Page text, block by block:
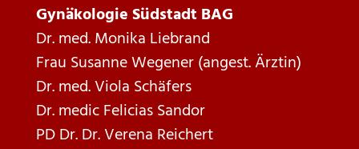
Gynäkologie Südstadt BAG
Dr. med. Monika Liebrand
Frau Susanne Wegener (angest. Ärztin)
Dr. med. Viola Schäfers
Dr. medic Felicias Sandor
PD Dr. Dr. Verena Reichert